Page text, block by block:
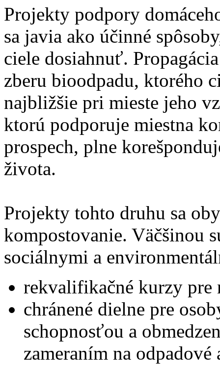
Projekty podpory
sa javia ako účinné
ciele dosiahnuť.
zberu bioodpadu, ktorého
najbližšie pri mieste jeho
ktorú podporuje miestna
prospech, plne
života.
Projekty tohto druhu sa
kompostovanie. Väčšinou
sociálnymi a
rekvalifikačné kurzy pre
chránené dielne pre
schopnosťou a
zameraním na